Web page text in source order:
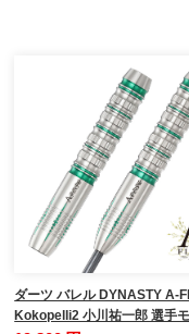
ダーツ バレル DYNASTY A-
Kokopelli2 小川祐一郎 選手